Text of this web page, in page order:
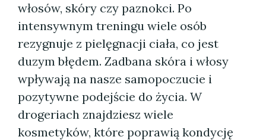
włosów, skóry czy paznokci. Po
intensywnym treningu wiele osób
rezygnuje z pielęgnacji ciała, co jest
duzym błędem. Zadbana skóra i włosy
wpływają na nasze samopoczucie i
pozytywne podejście do życia. W
drogeriach znajdziesz wiele
kosmetyków, które poprawią kondycję